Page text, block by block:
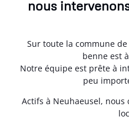
nous
Sur toute la commune
benne est
Notre équipe est prête à
peu
Actifs à Neuhaeusel, nous